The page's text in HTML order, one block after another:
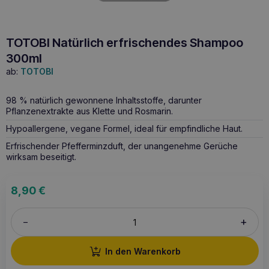
TOTOBI Natürlich erfrischendes Shampoo
300ml
ab: TOTOBI
98 % natürlich gewonnene Inhaltsstoffe, darunter
Pflanzenextrakte aus Klette und Rosmarin.
Hypoallergene, vegane Formel, ideal für empfindliche Haut.
Erfrischender Pfefferminzduft, der unangenehme Gerüche
wirksam beseitigt.
8,90€
– +
In den Warenkorb